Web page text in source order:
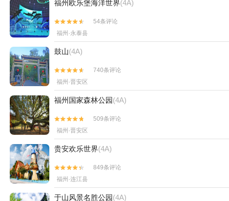
福州欧乐堡海洋世界(4A)


54条评论
福州·永泰县
鼓山(4A)


740条评论
福州·晋安区
福州国家森林公园(4A)


509条评论
福州·晋安区
贵安欢乐世界(4A)


849条评论
福州·连江县
于山风景名胜公园(4A)